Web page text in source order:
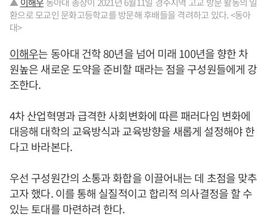
환으로 모교인 문화고등학교를 방문해 후배들을 격려하고 있다. <동아
대>
이해우는 동아대 건학 80년을 넘어 미래 100년을 향한 차
원높은 새로운 도약을 준비할 때라는 점을 구성원들에게 강
조한다.
4차 산업혁명과 급격한 사회변화에 따른 패러다임 변화에
대응해 대학의 교육방식과 교육방향을 새롭게 설정해야 한
다고 바라본다.
우선 구성원간의 소통과 화합을 이끌어내는 데 초점을 맞추
고자 했다. 이를 통해 실질적이고 합리적 의사결정을 할 수
있는 토대를 마련하려 한다.